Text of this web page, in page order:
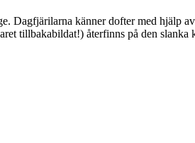
Dagfjärilarna känner dofter med hjälp
tillbakabildat!) återfinns på den slanka